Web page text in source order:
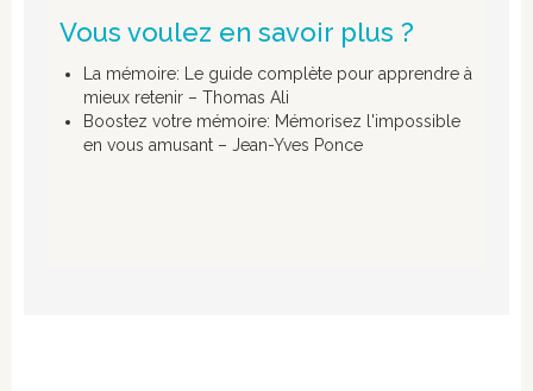
Vous voulez en savoir plus ?
La mémoire: Le guide complète pour apprendre à
mieux retenir – Thomas Ali
Boostez votre mémoire: Mémorisez l'impossible
en vous amusant – Jean-Yves Ponce